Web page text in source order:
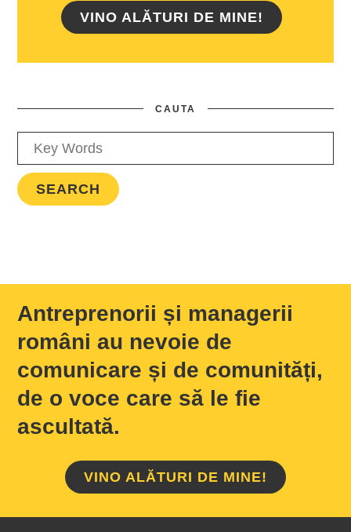
VINO ALĂTURI DE MINE!
CAUTA
Antreprenorii și managerii
români au nevoie de
comunicare și de comunități,
de o voce care să le fie
ascultată.
VINO ALĂTURI DE MINE!